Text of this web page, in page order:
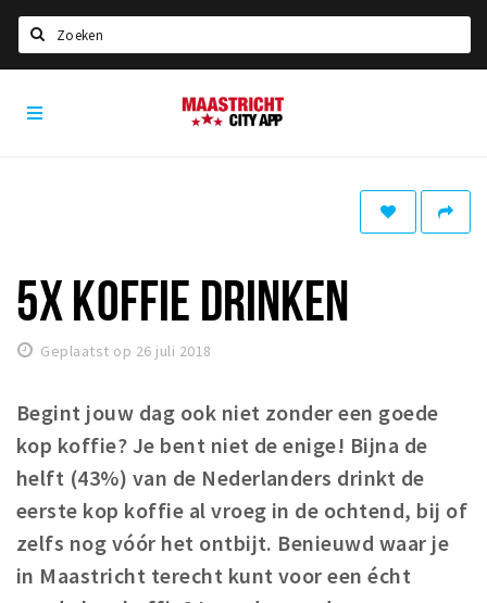
Home
Eten
Drinken
Recreatief
Winkels
Winkelgebieden
Parkeren
Maastricht
City
5X KOFFIE DRINKEN
Geplaatst op 26 juli 2018
Begint jouw dag ook niet zonder een goede
kop koffie? Je bent niet de enige! Bijna de
helft (43%) van de Nederlanders drinkt de
eerste kop koffie al vroeg in de ochtend, bij of
zelfs nog vóór het ontbijt. Benieuwd waar je
in Maastricht terecht kunt voor een écht